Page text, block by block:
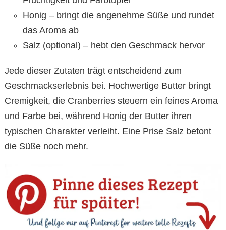
Honig – bringt die angenehme Süße und rundet
das Aroma ab
Salz (optional) – hebt den Geschmack hervor
Jede dieser Zutaten trägt entscheidend zum
Geschmackserlebnis bei. Hochwertige Butter bringt
Cremigkeit, die Cranberries steuern ein feines Aroma
und Farbe bei, während Honig der Butter ihren
typischen Charakter verleiht. Eine Prise Salz betont
die Süße noch mehr.